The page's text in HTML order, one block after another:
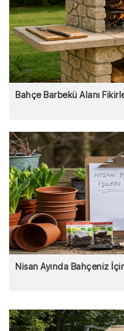
Bahçe Barbekü Alanı
Nisan Ayında Bahçeniz